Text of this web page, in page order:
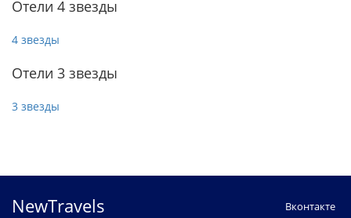
Отели 4 звезды
4 звезды
Отели 3 звезды
3 звезды
NewTravels
Вконтакте